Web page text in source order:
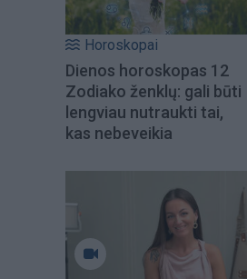
Horoskopai
Dienos horoskopas 12
Zodiako ženklų: gali būti
lengviau nutraukti tai,
kas nebeveikia